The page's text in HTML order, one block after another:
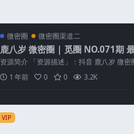
微密圈 微密圈渠道二
鹿八岁 微密圈 | 觅圈 NO.071期
至：2025.5.19
资源简介 「资源描述」：抖音 鹿八岁 微
圈 NO.071期 【18P...
1 年前 0 0 3.2K
VIP